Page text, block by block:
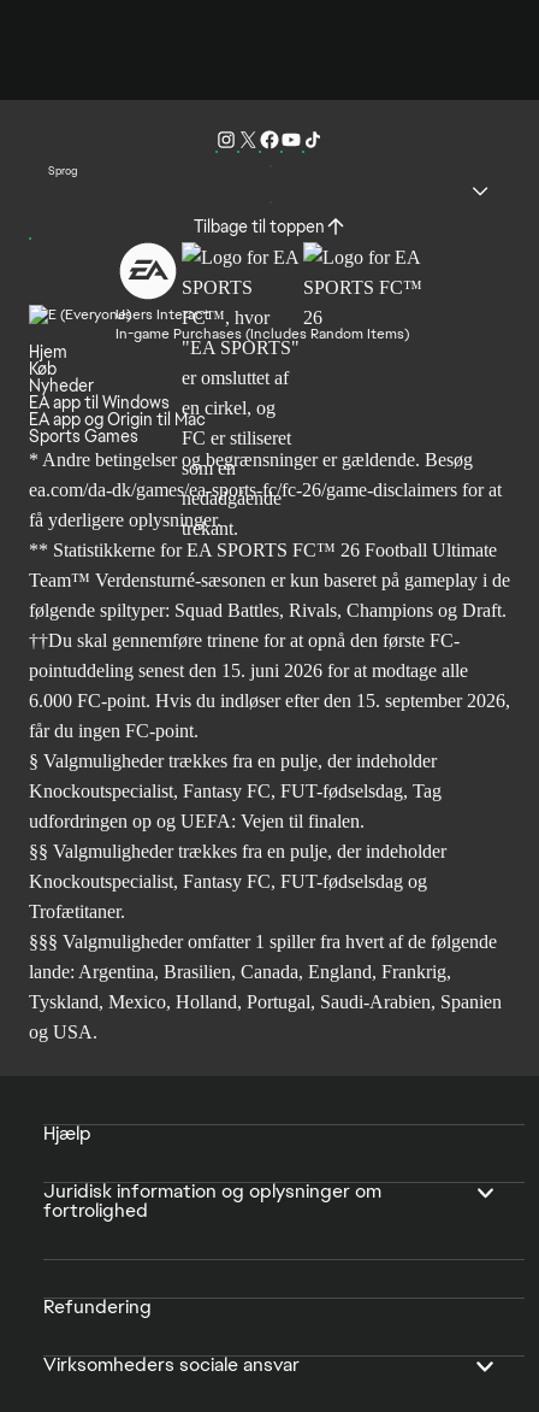
Sprog
Tilbage til toppen
Users Interact
In-game Purchases (Includes Random Items)
Hjem
Køb
Nyheder
EA app til Windows
EA app og Origin til Mac
Sports Games
* Andre betingelser og begrænsninger er gældende. Besøg
ea.com/da-dk/games/ea-sports-fc/fc-26/game-disclaimers for at
få yderligere oplysninger.
** Statistikkerne for EA SPORTS FC™ 26 Football Ultimate
Team™ Verdensturné-sæsonen er kun baseret på gameplay i de
følgende spiltyper: Squad Battles, Rivals, Champions og Draft.
††Du skal gennemføre trinene for at opnå den første FC-
pointuddeling senest den 15. juni 2026 for at modtage alle
6.000 FC-point. Hvis du indløser efter den 15. september 2026,
får du ingen FC-point.
§ Valgmuligheder trækkes fra en pulje, der indeholder
Knockoutspecialist, Fantasy FC, FUT-fødselsdag, Tag
udfordringen op og UEFA: Vejen til finalen.
§§ Valgmuligheder trækkes fra en pulje, der indeholder
Knockoutspecialist, Fantasy FC, FUT-fødselsdag og
Trofætitaner.
§§§ Valgmuligheder omfatter 1 spiller fra hvert af de følgende
lande: Argentina, Brasilien, Canada, England, Frankrig,
Tyskland, Mexico, Holland, Portugal, Saudi-Arabien, Spanien
og USA.
Hjælp
Juridisk information og oplysninger om
fortrolighed
Refundering
Virksomheders sociale ansvar